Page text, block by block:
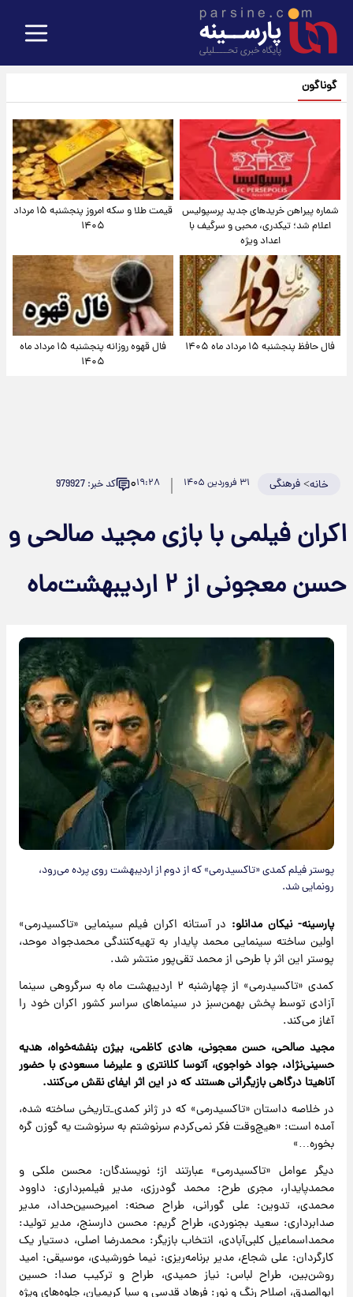
گوناگون
شماره پیراهن خریدهای جدید پرسپولیس
اعلام شد؛ تیکدری، محبی و سرگیف با
اعداد ویژه
قیمت طلا و سکه امروز پنجشنبه ۱۵ مرداد
۱۴۰۵
فال حافظ پنجشنبه ۱۵ مرداد ماه ۱۴۰۵
فال قهوه روزانه پنجشنبه ۱۵ مرداد ماه
۱۴۰۵
خانه>فرهنگی ۳۱ فروردین ۱۴۰۵ ۱۹:۲۸۰ کد خبر: 979927
اکران فیلمی با بازی مجید صالحی و
حسن معجونی از ۲ اردیبهشت‌ماه
پوستر فیلم کمدی «تاکسیدرمی» که از دوم از اردیبهشت روی پرده می‌رود،
رونمایی شد.
پارسینه- نیکان مدانلو: در آستانه اکران فیلم سینمایی «تاکسیدرمی»
اولین ساخته سینمایی محمد پایدار به تهیه‌کنندگی محمدجواد موحد،
پوستر این اثر با طرحی از محمد تقی‌پور منتشر شد.
کمدی «تاکسیدرمی» از چهارشنبه ۲ اردیبهشت ماه به سرگروهی سینما
آزادی توسط پخش بهمن‌سبز در سینماهای سراسر کشور اکران خود را
آغاز می‌کند.
مجید صالحی، حسن معجونی، هادی کاظمی، بیژن بنفشه‌خواه، هدیه
حسینی‌نژاد، جواد خواجوی، آتوسا کلانتری و علیرضا مسعودی با حضور
آناهیتا درگاهی بازیگرانی هستند که در این اثر ایفای نقش می‌کنند.
در خلاصه داستان «تاکسیدرمی» که در ژانر کمدی_تاریخی ساخته شده،
آمده است: «هیچ‌وقت فکر نمی‌کردم سرنوشتم به سرنوشت یه گوزن گره
بخوره…»
دیگر عوامل «تاکسیدرمی» عبارتند از؛ نویسندگان: محسن ملکی و
محمدپایدار، مجری طرح: محمد گودرزی، مدیر فیلمبرداری: داوود
محمدی، تدوین: علی گورانی، طراح صحنه: امیرحسین‌حداد، مدیر
صدابرداری: سعید بجنوردی، طراح گریم: محسن دارسنج، مدیر تولید:
محمداسماعیل کلبی‌آبادی، انتخاب بازیگر: محمدرضا اصلی، دستیار یک
کارگردان: علی شجاع، مدیر برنامه‌ریزی: نیما خورشیدی، موسیقی: امید
روشن‌بین، طراح لباس: نیاز حمیدی، طراح و ترکیب صدا: حسین
ابوالصدق، اصلاح رنگ و نور: فرهاد قدسی و سبا کریمیان، جلوه‌های ویژه